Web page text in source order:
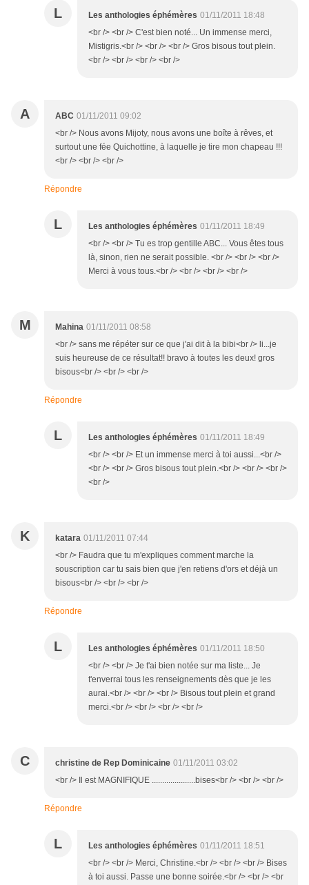
L Les anthologies éphémères 01/11/2011 18:48
<br /> <br /> C'est bien noté... Un immense merci,
Mistigris.<br /> <br /> <br /> Gros bisous tout plein.
<br /> <br /> <br /> <br />
A ABC 01/11/2011 09:02
<br /> Nous avons Mijoty, nous avons une boîte à rêves, et
surtout une fée Quichottine, à laquelle je tire mon chapeau !!!
<br /> <br /> <br />
Répondre
L Les anthologies éphémères 01/11/2011 18:49
<br /> <br /> Tu es trop gentille ABC... Vous êtes tous
là, sinon, rien ne serait possible. <br /> <br /> <br />
Merci à vous tous.<br /> <br /> <br /> <br />
M Mahina 01/11/2011 08:58
<br /> sans me répéter sur ce que j'ai dit à la bibi<br /> li...je
suis heureuse de ce résultat!! bravo à toutes les deux! gros
bisous<br /> <br /> <br />
Répondre
L Les anthologies éphémères 01/11/2011 18:49
<br /> <br /> Et un immense merci à toi aussi...<br />
<br /> <br /> Gros bisous tout plein.<br /> <br /> <br />
<br />
K katara 01/11/2011 07:44
<br /> Faudra que tu m'expliques comment marche la
souscription car tu sais bien que j'en retiens d'ors et déjà un
bisous<br /> <br /> <br />
Répondre
L Les anthologies éphémères 01/11/2011 18:50
<br /> <br /> Je t'ai bien notée sur ma liste... Je
t'enverrai tous les renseignements dès que je les
aurai.<br /> <br /> <br /> Bisous tout plein et grand
merci.<br /> <br /> <br /> <br />
C christine de Rep Dominicaine 01/11/2011 03:02
<br /> Il est MAGNIFIQUE .....................bises<br /> <br /> <br />
Répondre
L Les anthologies éphémères 01/11/2011 18:51
<br /> <br /> Merci, Christine.<br /> <br /> <br /> Bises
à toi aussi. Passe une bonne soirée.<br /> <br /> <br